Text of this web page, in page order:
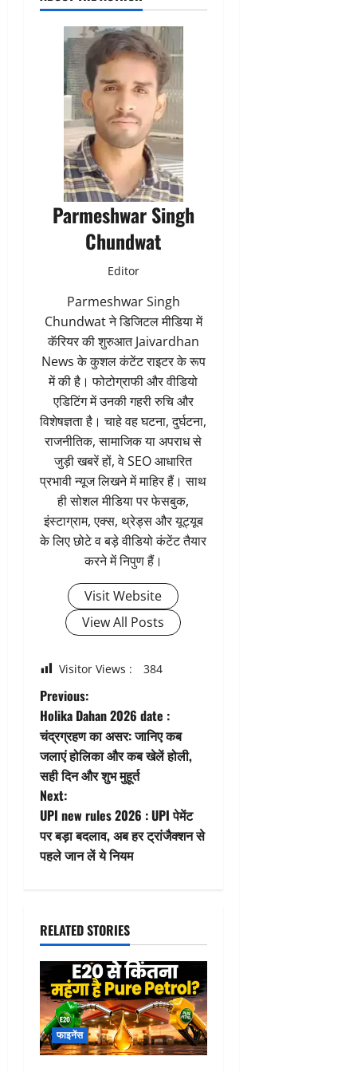
Parmeshwar Singh
Chundwat
Editor
Parmeshwar Singh
Chundwat ने डिजिटल मीडिया में
कॅरियर की शुरुआत Jaivardhan
News के कुशल कंटेंट राइटर के रूप
में की है। फोटोग्राफी और वीडियो
एडिटिंग में उनकी गहरी रुचि और
विशेषज्ञता है। चाहे वह घटना, दुर्घटना,
राजनीतिक, सामाजिक या अपराध से
जुड़ी खबरें हों, वे SEO आधारित
प्रभावी न्यूज लिखने में माहिर हैं। साथ
ही सोशल मीडिया पर फेसबुक,
इंस्टाग्राम, एक्स, थ्रेड्स और यूट्यूब
के लिए छोटे व बड़े वीडियो कंटेंट तैयार
करने में निपुण हैं।
Visit Website
View All Posts
Visitor Views : 384
P
o
s
t
n
a
i
g
a
t
Previous:
Holika Dahan 2026 date :
चंद्रग्रहण का असर: जानिए कब
जलाएं होलिका और कब खेलें होली,
सही दिन और शुभ मुहूर्त
Next:
UPI new rules 2026 : UPI पेमेंट
पर बड़ा बदलाव, अब हर ट्रांजैक्शन से
पहले जान लें ये नियम
RELATED STORIES
फाइनेंस